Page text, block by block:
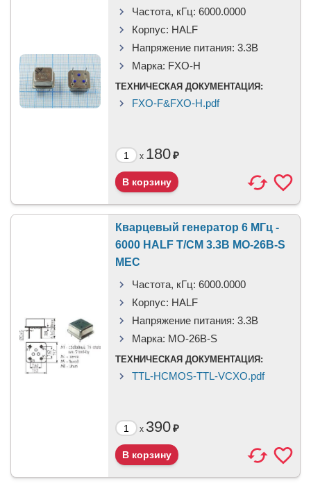
Частота, кГц: 6000.0000
Корпус: HALF
Напряжение питания: 3.3В
Марка: FXO-H
ТЕХНИЧЕСКАЯ ДОКУМЕНТАЦИЯ:
FXO-F&FXO-H.pdf
x 180₽
Кварцевый генератор 6 МГц -
6000 HALF T/CM 3.3В MO-26B-S
MEC
Частота, кГц: 6000.0000
Корпус: HALF
Напряжение питания: 3.3В
Марка: MO-26B-S
ТЕХНИЧЕСКАЯ ДОКУМЕНТАЦИЯ:
TTL-HCMOS-TTL-VCXO.pdf
x 390₽